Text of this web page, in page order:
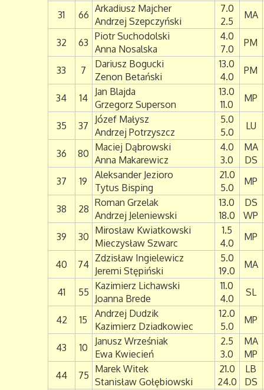
31 66
Arkadiusz Majcher
Andrzej Szepczyński
7.0
2.5
MA
32 63
Piotr Suchodolski
Anna Nosalska
4.0
7.0
PM
33 7
Dariusz Bogucki
Zenon Betański
13.0
4.0
PM
34 14
Jan Blajda
Grzegorz Superson
13.0
11.0
MP
35 37
Józef Małysz
Andrzej Potrzyszcz
5.0
5.0
LU
36 80
Maciej Dąbrowski
Anna Makarewicz
4.0
3.0
MA
DS
37
19
Aleksander Jezioro
Tytus Bisping
21.0
5.0
MP
38 28
Roman Grzelak
Andrzej Jeleniewski
13.0
18.0
DS
WP
39
30
Mirosław Kwiatkowski
Mieczysław Szwarc
1.5
4.0
MP
40 74
Zdzisław Ingielewicz
Jeremi Stępiński
5.0
19.0
MA
41 55
Kazimierz Lichawski
Joanna Brede
11.0
4.0
SL
42 15
Andrzej Dudzik
Kazimierz Dziadkowiec
12.0
5.0
MP
43 10
Janusz Wrześniak
Ewa Kwiecień
2.5
3.0
MA
MP
44
75
Marek Witek
Stanisław Gołębiowski
21.0
24.0
LB
DS